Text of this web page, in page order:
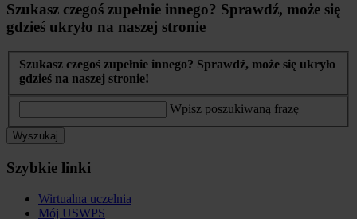
Szukasz czegoś zupełnie innego? Sprawdź, może się
gdzieś ukryło na naszej stronie
Szukasz czegoś zupełnie innego? Sprawdź, może się ukryło
gdzieś na naszej stronie!
Wpisz poszukiwaną frazę
Wyszukaj
Szybkie linki
Wirtualna uczelnia
Mój USWPS